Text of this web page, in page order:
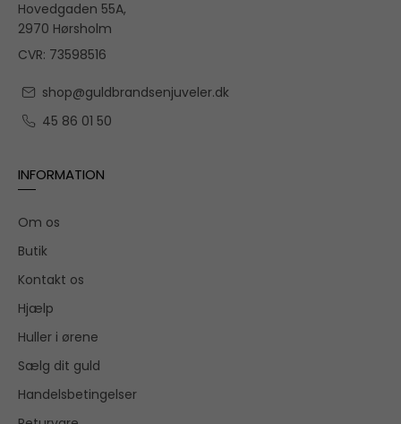
Hovedgaden 55A,
2970 Hørsholm
CVR: 73598516
shop@guldbrandsenjuveler.dk
45 86 01 50
INFORMATION
Om os
Butik
Kontakt os
Hjælp
Huller i ørene
Sælg dit guld
Handelsbetingelser